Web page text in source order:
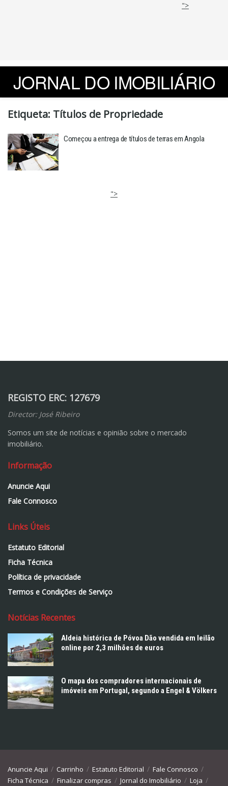
">
JORNAL DO IMOBILIÁRIO
Etiqueta: Títulos de Propriedade
Começou a entrega de títulos de terras em Angola
">
REGISTO ERC: 127679
Director: José Ribeiro
Somos um site de notícias e opinião sobre o mercado
imobiliário.
Informação
Anuncie Aqui
Fale Connosco
Links Úteis
Estatuto Editorial
Ficha Técnica
Política de privacidade
Termos e Condições de Serviço
Notícias Recentes
Aldeia histórica de Póvoa Dão vendida em leilão
online por 2,3 milhões de euros
O mapa dos compradores internacionais de
imóveis em Portugal, segundo a Engel & Völkers
Anuncie Aqui Carrinho Estatuto Editorial
Fale Connosco
Ficha Técnica
Finalizar compras Jornal do Imobiliário
Loja